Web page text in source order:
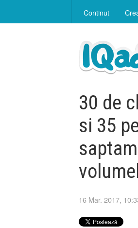
Continut
30 de
si 35
16 Mar. 2017,